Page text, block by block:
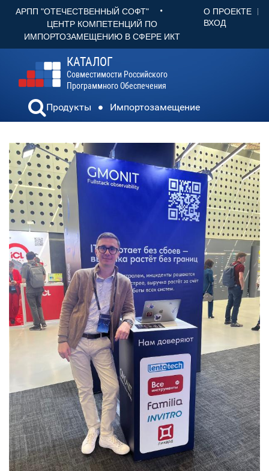
АРПП "ОТЕЧЕСТВЕННЫЙ СОФТ" •
ЦЕНТР КОМПЕТЕНЦИЙ ПО
ИМПОРТОЗАМЕЩЕНИЮ В СФЕРЕ ИКТ
О ПРОЕКТЕ
ВХОД
КАТАЛОГ
Совместимости Российского
Программного Обеспечения
Продукты Импортозамещение